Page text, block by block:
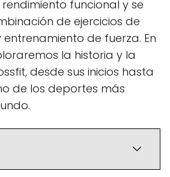
funcional y se
de ejercicios de
de fuerza. En
la historia y la
desde sus inicios hasta
de los deportes más